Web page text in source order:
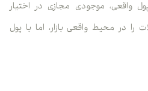
واقعی، موجودی مجازی در اختیار
را در محیط واقعی بازار، اما با پول